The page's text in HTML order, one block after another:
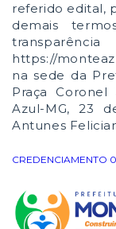
referido edital,
demais
transparência
https://
na sede da
Praça
Azul-MG, 23
Antunes
CREDENCIAMENTO